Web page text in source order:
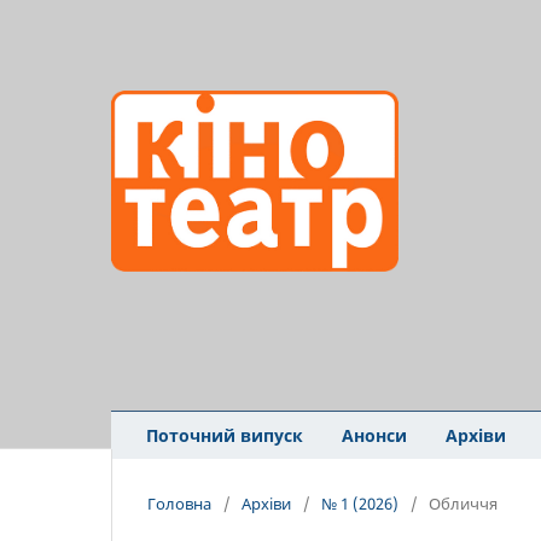
Поточний випуск Анонси Архіви
Головна / Архіви / № 1 (2026) / Обличчя